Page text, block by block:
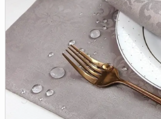
Оплата и доставка
Как оформить заказ
Вакансии
Как нас найти
Написать нам
Доверенность на
получение груза
Документы по работе с